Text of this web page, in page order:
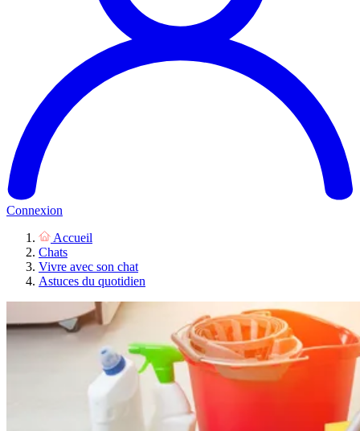
Connexion
Accueil
Chats
Vivre avec son chat
Astuces du quotidien